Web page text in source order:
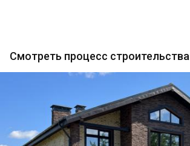
Смотреть процесс строительства